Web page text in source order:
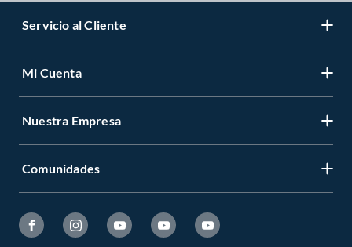
Servicio al Cliente
Mi Cuenta
Nuestra Empresa
Comunidades